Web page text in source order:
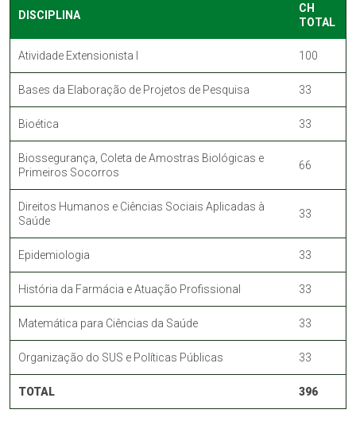
DISCIPLINA
CH
TOTAL
Atividade Extensionista I 100
Bases da Elaboração de Projetos de Pesquisa 33
Bioética 33
Biossegurança, Coleta de Amostras Biológicas e
Primeiros Socorros
66
Direitos Humanos e Ciências Sociais Aplicadas à
Saúde
33
Epidemiologia 33
História da Farmácia e Atuação Profissional 33
Matemática para Ciências da Saúde 33
Organização do SUS e Políticas Públicas 33
TOTAL 396